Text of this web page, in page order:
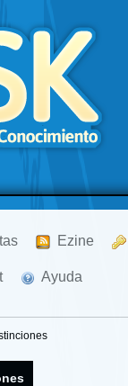
Ezine
Ayuda